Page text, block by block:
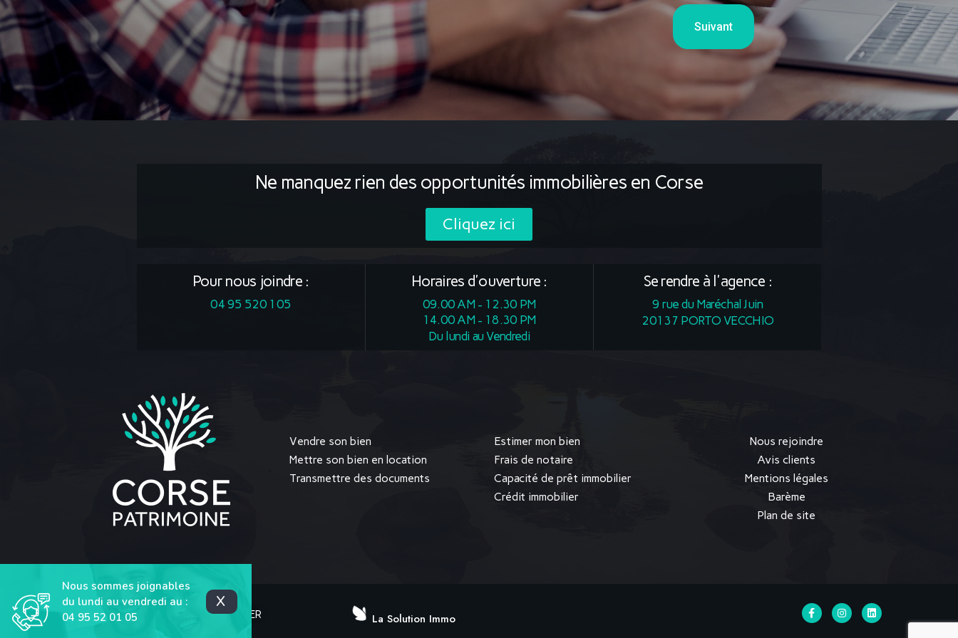
Suivant
Ne manquez rien des opportunités immobilières en Corse
Cliquez ici
Pour nous joindre :
04 95 520 105
Horaires d'ouverture :
09.00 AM - 12.30 PM
14.00 AM - 18.30 PM
Du lundi au Vendredi
Se rendre à l'agence :
9 rue du Maréchal Juin
20137 PORTO VECCHIO
Vendre son bien
Mettre son bien en location
Transmettre des documents
Estimer mon bien
Frais de notaire
Capacité de prêt immobilier
Crédit immobilier
Nous rejoindre
Avis clients
Mentions légales
Barème
Plan de site
2025 CORSE PATRIMOINE IMMOBILIER La Solution Immo
Nous sommes joignables
du lundi au vendredi au :
04 95 52 01 05
X